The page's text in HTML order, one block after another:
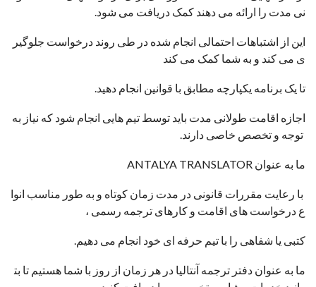
نی مدت را ارائه می دهند کمک دریافت می شود.
این از اشتباهات احتمالی انجام شده در طی روند درخواست جلوگیر
ی می کند و به شما کمک می کند
تا یک برنامه یکپارچه مطابق با قوانین انجام دهید.
اجازه اقامت طولانی مدت باید توسط تیم هایی انجام شود که نیاز به
توجه و تخصص خاصی دارند.
ما به عنوان
با رعایت مقررات قانونی در مدت زمان کوتاه و به طور مناسب انوا
ع درخواست های اقامت و کارهای ترجمه رسمی ،
کتبی یا شفاهی را با تیم حرفه ای خود انجام می دهیم.
ما به عنوان دفتر ترجمه آنتالیا در هر زمان از روز با شما هستیم تا بت